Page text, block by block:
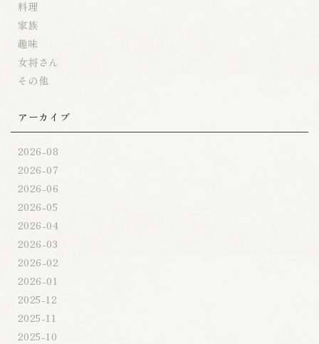
料理
家族
趣味
女将さん
その他
アーカイブ
2026-08
2026-07
2026-06
2026-05
2026-04
2026-03
2026-02
2026-01
2025-12
2025-11
2025-10